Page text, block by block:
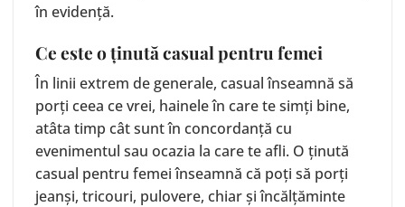
în evidență.
Ce este o ținută casual pentru femei
În linii extrem de generale, casual înseamnă să
porți ceea ce vrei, hainele în care te simți bine,
atâta timp cât sunt în concordanță cu
evenimentul sau ocazia la care te afli. O ținută
casual pentru femei înseamnă că poți să porți
jeanși, tricouri, pulovere, chiar și încălțăminte